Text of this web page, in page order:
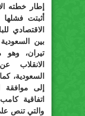
أثبتت فشلها
الاقتصادي
بين
تيران،
الانقلاب
السعودية،
إلى موافقة
اتفاقية
والتي تنص